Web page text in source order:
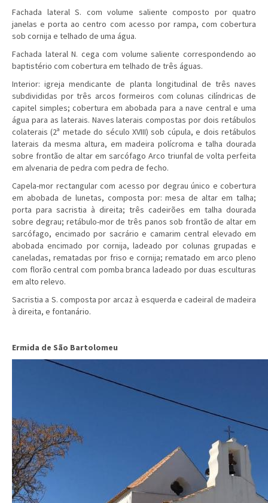
Fachada lateral S. com volume saliente composto por quatro
janelas e porta ao centro com acesso por rampa, com cobertura
sob cornija e telhado de uma água.
Fachada lateral N. cega com volume saliente correspondendo ao
baptistério com cobertura em telhado de três águas.
Interior: igreja mendicante de planta longitudinal de três naves
subdivididas por três arcos formeiros com colunas cilíndricas de
capitel simples; cobertura em abobada para a nave central e uma
água para as laterais. Naves laterais compostas por dois retábulos
colaterais (2ª metade do século XVIII) sob cúpula, e dois retábulos
laterais da mesma altura, em madeira polícroma e talha dourada
sobre frontão de altar em sarcófago Arco triunfal de volta perfeita
em alvenaria de pedra com pedra de fecho.
Capela-mor rectangular com acesso por degrau único e cobertura
em abobada de lunetas, composta por: mesa de altar em talha;
porta para sacristia à direita; três cadeirões em talha dourada
sobre degrau; retábulo-mor de três panos sob frontão de altar em
sarcófago, encimado por sacrário e camarim central elevado em
abobada encimado por cornija, ladeado por colunas grupadas e
caneladas, rematadas por friso e cornija; rematado em arco pleno
com florão central com pomba branca ladeado por duas esculturas
em alto relevo.
Sacristia a S. composta por arcaz à esquerda e cadeiral de madeira
à direita, e fontanário.
Ermida de São Bartolomeu